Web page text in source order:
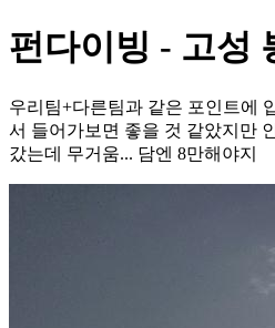
펀다이빙 - 고성
우리팀+다른팀과 같은 포인트에
서 들어가보면 좋을 것 같았지만
갔는데 무거움... 담엔 8만해야지